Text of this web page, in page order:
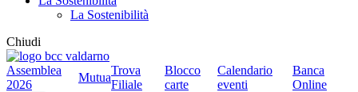
La Sostenibilità
Chiudi
Assemblea
2026
Mutua
Trova
Filiale
Blocco
carte
Calendario
eventi
Banca
Online